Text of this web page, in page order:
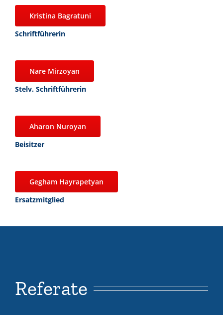
Kristina Bagratuni
Schriftführerin
Nare Mirzoyan
Stelv. Schriftführerin
Aharon Nuroyan
Beisitzer
Gegham Hayrapetyan
Ersatzmitglied
Referate